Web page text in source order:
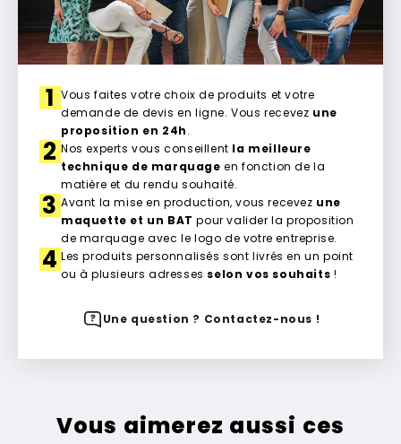
1 Vous faites votre choix de produits et votre
demande de devis en ligne. Vous recevez une
proposition en 24h.
2 Nos experts vous conseillent la meilleure
technique de marquage en fonction de la
matière et du rendu souhaité.
3 Avant la mise en production, vous recevez une
maquette et un BAT pour valider la proposition
de marquage avec le logo de votre entreprise.
4 Les produits personnalisés sont livrés en un point
ou à plusieurs adresses selon vos souhaits !
Une question ? Contactez-nous !
Vous aimerez aussi ces